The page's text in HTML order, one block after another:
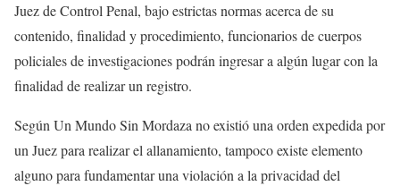
Juez de Control Penal, bajo estrictas normas acerca de su
contenido, finalidad y procedimiento, funcionarios de cuerpos
policiales de investigaciones podrán ingresar a algún lugar con la
finalidad de realizar un registro.
Según Un Mundo Sin Mordaza no existió una orden expedida por
un Juez para realizar el allanamiento, tampoco existe elemento
alguno para fundamentar una violación a la privacidad del